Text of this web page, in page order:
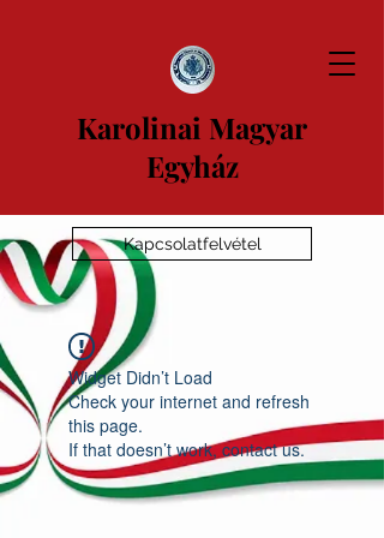
Karolinai Magyar
Egyház
Kapcsolatfelvétel
Widget Didn’t Load
Check your internet and refresh
this page.
If that doesn’t work, contact us.